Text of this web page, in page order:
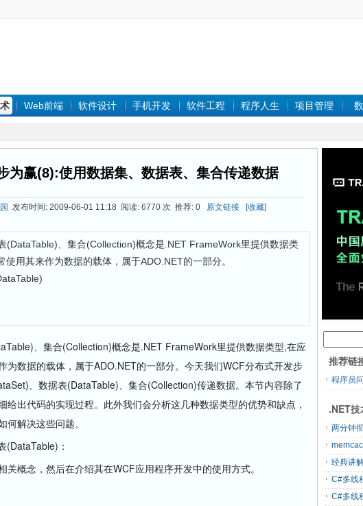
Web前端 软件设计 手机开发 软件工程 程序人生 项目管理
为赢(8):使用数据集、数据表、集合传递数据
发布时间: 2009-06-01 11:18 阅读: 6770 次 推荐: 0 原文链接 [收藏]
(DataTable)、集合(Collection)概念是.NET FrameWork里提供数据类
用其来作为数据的载体，属于ADO.NET的一部分。
、集合(Collection)概念是.NET FrameWork里提供数据类型,在应
为数据的载体，属于ADO.NET的一部分。今天我们WCF分布式开发步
、数据表(DataTable)、集合(Collection)传递数据。本节内容除了
给出代码的实现过程。此外我们会分析这几种数据类型的优势和缺点，
解决这些问题。
：
概念，然后在介绍其在WCF应用程序开发中的使用方式。
推荐链
程序员
.NET
两分钟
经典讲
C#多线
C#多线